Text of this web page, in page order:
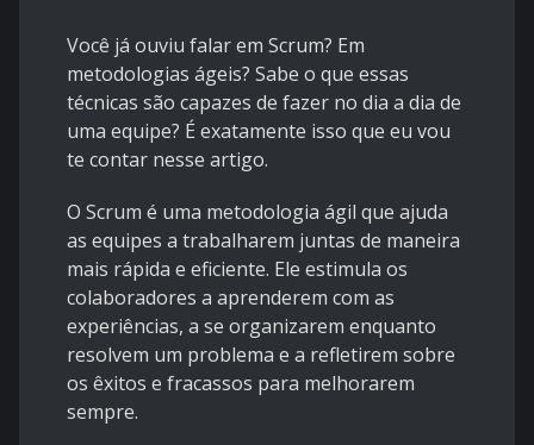
Você já ouviu falar em Scrum? Em
metodologias ágeis? Sabe o que essas
técnicas são capazes de fazer no dia a dia de
uma equipe? É exatamente isso que eu vou
te contar nesse artigo.
O Scrum é uma metodologia ágil que ajuda
as equipes a trabalharem juntas de maneira
mais rápida e eficiente. Ele estimula os
colaboradores a aprenderem com as
experiências, a se organizarem enquanto
resolvem um problema e a refletirem sobre
os êxitos e fracassos para melhorarem
sempre.